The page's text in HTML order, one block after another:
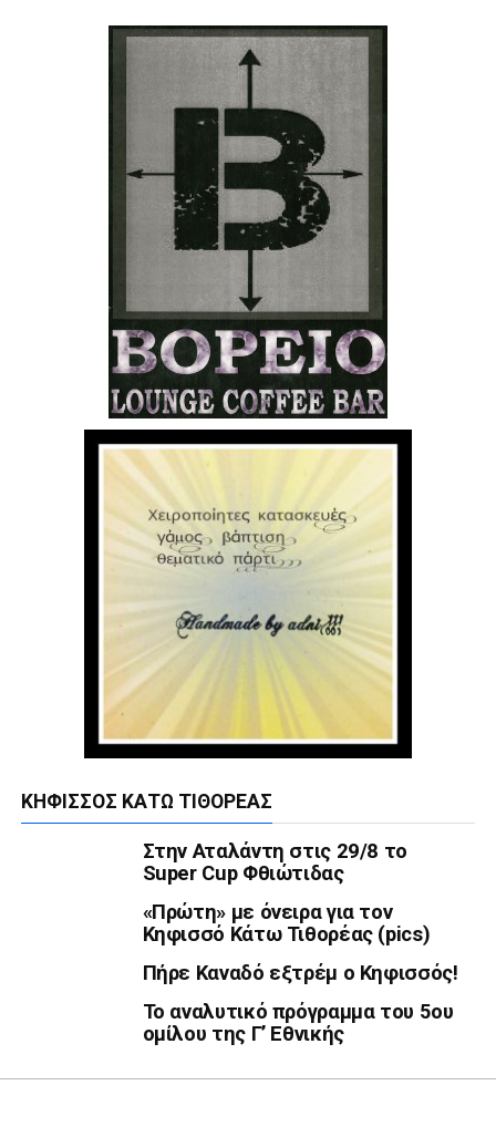
ΚΗΦΙΣΣΌΣ ΚΆΤΩ ΤΙΘΟΡΈΑΣ
Στην Αταλάντη στις 29/8 το
Super Cup Φθιώτιδας
«Πρώτη» με όνειρα για τον
Κηφισσό Κάτω Τιθορέας (pics)
Πήρε Καναδό εξτρέμ ο Κηφισσός!
Το αναλυτικό πρόγραμμα του 5ου
ομίλου της Γ’ Εθνικής